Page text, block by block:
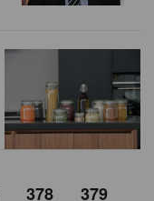
378 379